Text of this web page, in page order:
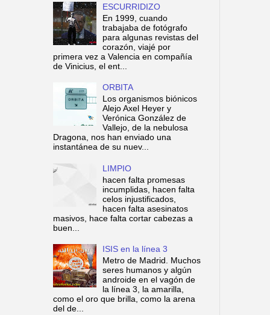
ESCURRIDIZO
En 1999, cuando
trabajaba de fotógrafo
para algunas revistas del
corazón, viajé por
primera vez a Valencia en compañía
de Vinicius, el ent...
ORBITA
Los organismos biónicos
Alejo Axel Heyer y
Verónica González de
Vallejo, de la nebulosa
Dragona, nos han enviado una
instantánea de su nuev...
LIMPIO
hacen falta promesas
incumplidas, hacen falta
celos injustificados,
hacen falta asesinatos
masivos, hace falta cortar cabezas a
buen...
ISIS en la línea 3
Metro de Madrid. Muchos
seres humanos y algún
androide en el vagón de
la línea 3, la amarilla,
como el oro que brilla, como la arena
del de...